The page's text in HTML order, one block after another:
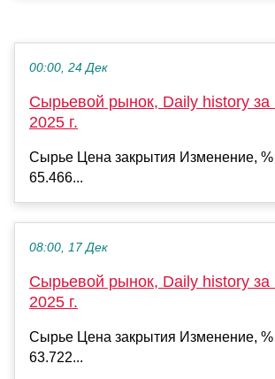
00:00, 24 Дек
Сырьевой рынок, Daily history за
2025 г.
Сырье Цена закрытия Изменение,
65.466...
08:00, 17 Дек
Сырьевой рынок, Daily history за
2025 г.
Сырье Цена закрытия Изменение,
63.722...